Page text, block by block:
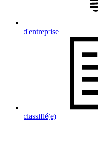
d'entreprise
classifié(e)